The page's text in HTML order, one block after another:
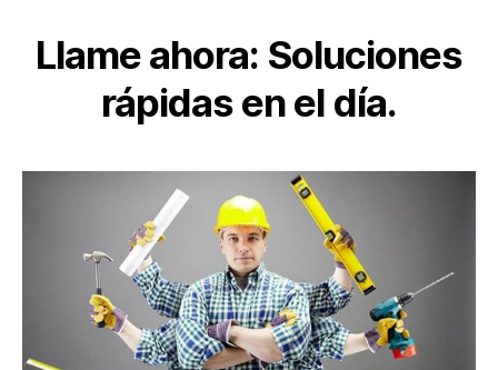
Llame ahora: Soluciones
rápidas en el día.